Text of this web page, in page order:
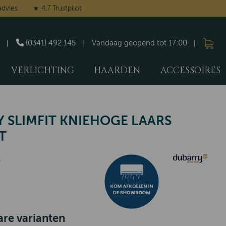
★ 4,7 Trustpilot
Vandaag geopend tot 17:00
(0341) 492 145
VERLICHTING HAARDEN ACCESSOIRES
SLIMFIT KNIEHOGE LAARS
varianten